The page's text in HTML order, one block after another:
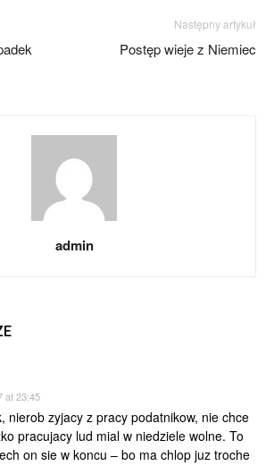
Następny artykuł
Postęp wieje z Niemiec
admin
at 23:45
nierob zyjacy z pracy podatnikow, nie chce
pracujacy lud mial w niedziele wolne. To
on sie w koncu – bo ma chlop juz troche